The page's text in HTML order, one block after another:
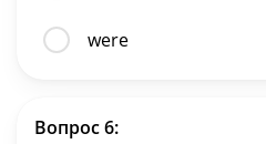
were
Вопрос 6: